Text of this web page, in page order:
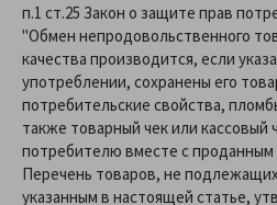
п.1 ст.25 Закон о защите прав
"Обмен непродовольственного
качества производится, если
употреблении, сохранены его
потребительские свойства,
также товарный чек или кассовый
потребителю вместе с проданным
Перечень товаров, не
указанным в настоящей статье,